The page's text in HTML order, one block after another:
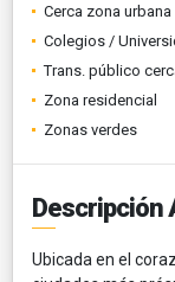
Cerca zona urbana
Colegios /
Trans. público
Zona residencial
Zonas verdes
Descripción
Ubicada en el